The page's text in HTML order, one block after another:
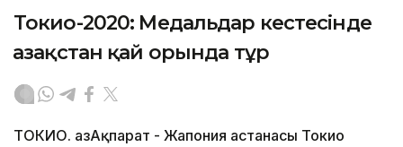
Токио-2020: Медальдар кестесінде
Қазақстан қай орында тұр
ТОКИО. ҚазАқпарат - Жапония астанасы Токио